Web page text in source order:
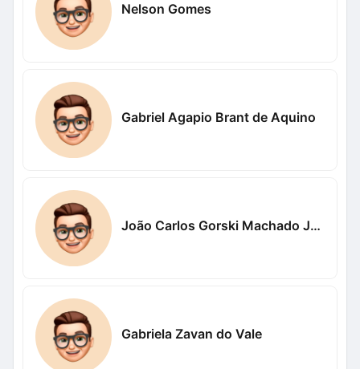
Nelson Gomes
Gabriel Agapio Brant de Aquino
João Carlos Gorski Machado Junior
Gabriela Zavan do Vale